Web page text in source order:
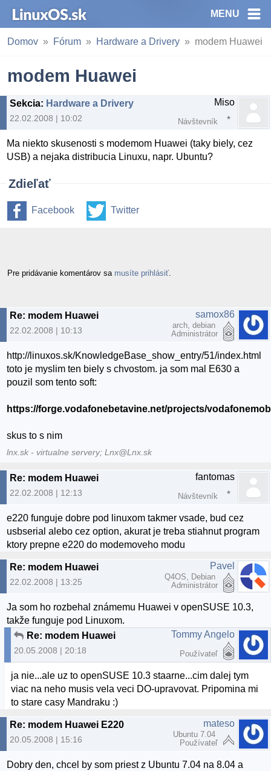
MENU
Domov Fórum Hardware a Drivery modem Huawei
modem Huawei
Sekcia: Hardware a Drivery
22.02.2008 | 10:02
Miso
Návštevník
Ma niekto skusenosti s modemom Huawei (taky biely, cez
USB) a nejaka distribucia Linuxu, napr. Ubuntu?
Zdieľať
Facebook Twitter
Pre pridávanie komentárov sa musíte prihlásiť
Re: modem Huawei
22.02.2008 | 10:13
samox86
arch, debian
Administrátor
http://linuxos.sk/KnowledgeBase_show_entry/51/index.html
toto je myslim ten biely s chvostom. ja som mal E630 a
pouzil som tento soft:
https://forge.vodafonebetavine.net/projects/
skus to s nim
lnx.sk - virtualne servery; Lnx@Lnx.sk
Re: modem Huawei
22.02.2008 | 12:13
fantomas
Návštevník
e220 funguje dobre pod linuxom takmer vsade, bud cez
usbserial alebo cez option, akurat je treba stiahnut program
ktory prepne e220 do modemoveho modu
Re: modem Huawei
22.02.2008 | 13:25
Pavel
Q4OS, Debian
Administrátor
Ja som ho rozbehal známemu Huawei v openSUSE 10.3,
takže funguje pod Linuxom.
Re: modem Huawei
20.05.2008 | 20:18
Tommy Angelo
Používateľ
ja nie...ale uz to openSUSE 10.3 staarne...cim dalej tym
viac na neho musis vela veci DO-upravovat. Pripomina mi
to stare casy Mandraku :)
Re: modem Huawei E220
20.05.2008 | 15:16
mateso
Ubuntu 7.04
Používateľ
Dobry den, chcel by som priest z Ubuntu 7.04 na 8.04 a